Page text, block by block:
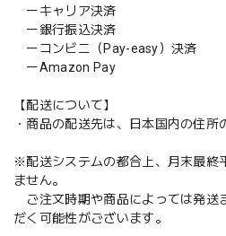
ーキャリア決済
ー銀行振込決済
ーコンビニ（Pay-easy）決済
ーAmazon Pay
【配送について】
・商品の配送先は、日本国内の住所
※配送システムの都合上、月末最終
ません。
ご注文時期や商品によっては発送
だく可能性がございます。